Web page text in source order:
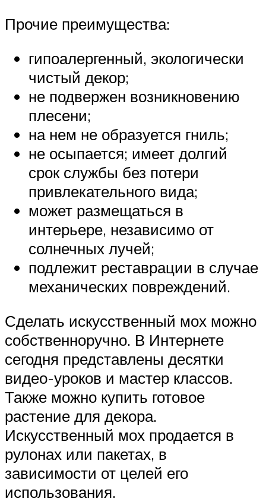
Прочие преимущества:
гипоалергенный, экологически
чистый декор;
не подвержен возникновению
плесени;
на нем не образуется гниль;
не осыпается; имеет долгий
срок службы без потери
привлекательного вида;
может размещаться в
интерьере, независимо от
солнечных лучей;
подлежит реставрации в случае
механических повреждений.
Сделать искусственный мох можно
собственноручно. В Интернете
сегодня представлены десятки
видео-уроков и мастер классов.
Также можно купить готовое
растение для декора.
Искусственный мох продается в
рулонах или пакетах, в
зависимости от целей его
использования.